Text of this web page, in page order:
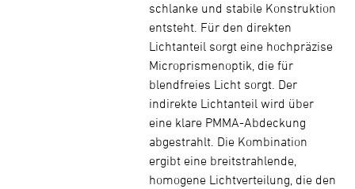
schlanke und stabile Konstruktion
entsteht. Für den direkten
Lichtanteil sorgt eine hochpräzise
Microprismenoptik, die für
blendfreies Licht sorgt. Der
indirekte Lichtanteil wird über
eine klare PMMA-Abdeckung
abgestrahlt. Die Kombination
ergibt eine breitstrahlende,
homogene Lichtverteilung, die den